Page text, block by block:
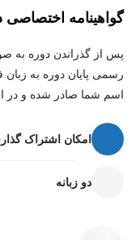
گواهینامه اختصاصی
پس از گذراندن دوره به
رسمی پایان دوره به
اسم شما صادر شده و در
امکان اشتراک
دو زبانه